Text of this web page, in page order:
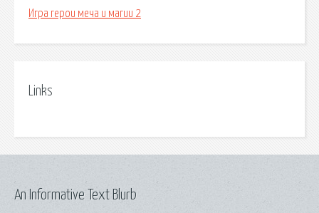
Игра герои меча и магии 2
Links
An Informative Text Blurb